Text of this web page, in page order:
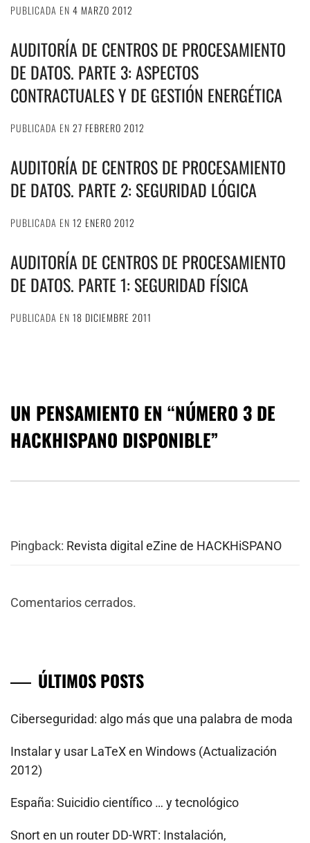
PUBLICADA EN 4 MARZO 2012
AUDITORÍA DE CENTROS DE PROCESAMIENTO
DE DATOS. PARTE 3: ASPECTOS
CONTRACTUALES Y DE GESTIÓN ENERGÉTICA
PUBLICADA EN 27 FEBRERO 2012
AUDITORÍA DE CENTROS DE PROCESAMIENTO
DE DATOS. PARTE 2: SEGURIDAD LÓGICA
PUBLICADA EN 12 ENERO 2012
AUDITORÍA DE CENTROS DE PROCESAMIENTO
DE DATOS. PARTE 1: SEGURIDAD FÍSICA
PUBLICADA EN 18 DICIEMBRE 2011
UN PENSAMIENTO EN “NÚMERO 3 DE
HACKHISPANO DISPONIBLE”
Pingback: Revista digital eZine de HACKHiSPANO
Comentarios cerrados.
ÚLTIMOS POSTS
Ciberseguridad: algo más que una palabra de moda
Instalar y usar LaTeX en Windows (Actualización
2012)
España: Suicidio científico … y tecnológico
Snort en un router DD-WRT: Instalación,